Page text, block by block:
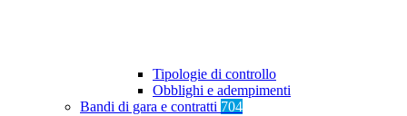
Tipologie di controllo
Obblighi e adempimenti
Bandi di gara e contratti 704